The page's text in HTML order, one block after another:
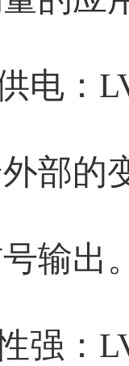
电：
部的
输出。
强：